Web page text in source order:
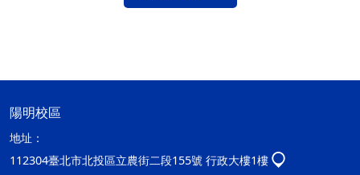
陽明校區
地址：
112304臺北市北投區立農街二段155號 行政大樓1樓